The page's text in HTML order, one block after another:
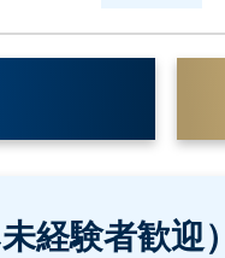
経験者歓迎）